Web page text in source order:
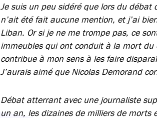
Je suis un peu sidéré que lors du
n’ait été fait aucune mention, et j’ai
Liban. Or si je ne me trompe pas, ce
immeubles qui ont conduit à la mort du
contribue à mon sens à les faire
J’aurais aimé que Nicolas Demorand
Débat atterrant avec une journaliste
un an, les dizaines de milliers de morts